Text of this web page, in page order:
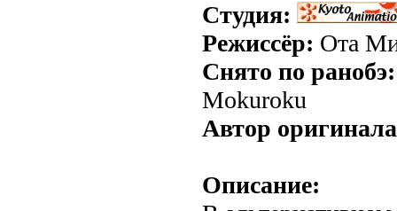
Студия:
Режиссёр: Ота
Снято по ранобэ:
Mokuroku
Автор
Описание: